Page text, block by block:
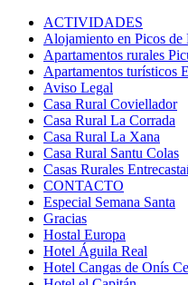
ACTIVIDADES
Alojamiento en Picos de
Apartamentos rurales
Apartamentos turísticos
Aviso Legal
Casa Rural Coviellador
Casa Rural La Corrada
Casa Rural La Xana
Casa Rural Santu Colas
Casas Rurales
CONTACTO
Especial Semana Santa
Gracias
Hostal Europa
Hotel Águila Real
Hotel Cangas de Onís